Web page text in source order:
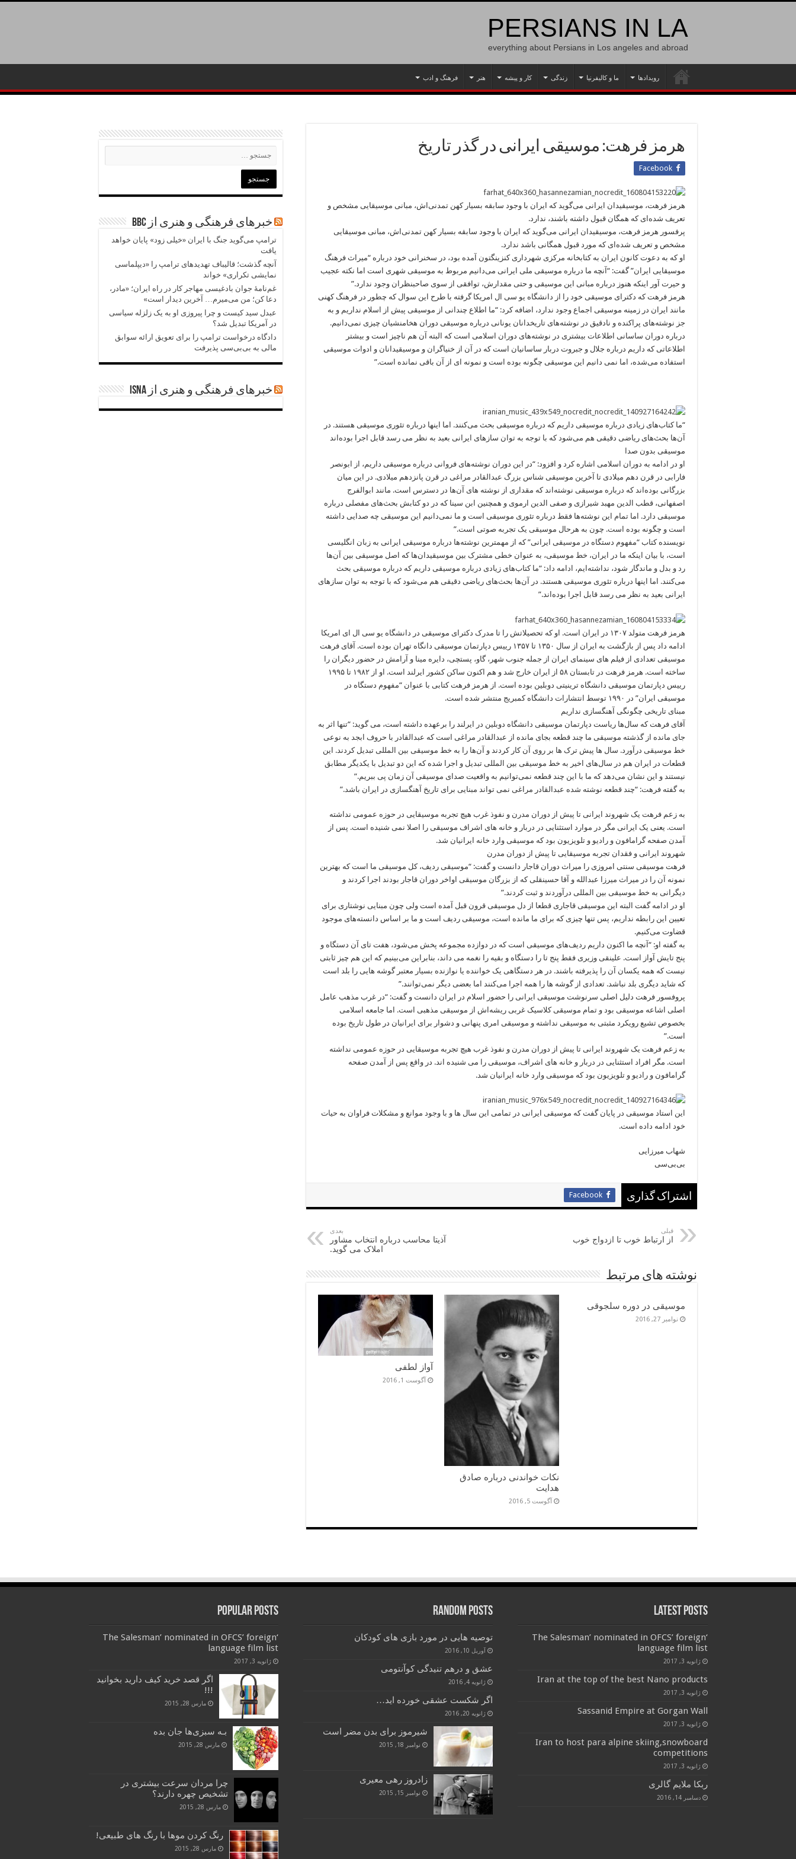
PERSIANS IN LA
everything about Persians in Los angeles and abroad
رویدادها ما و کالیفرنیا زندگی کار و پیشه هنر فرهنگ و ادب
هرمز فرهت: موسیقی ایرانی در گذر تاریخ
Facebook
هرمز فرهت، موسیقیدان ایرانی می‌گوید که ایران با وجود سابقه بسیار کهن تمدنی‌اش، مبانی موسیقایی مشخص و
تعریف شده‌ای که همگان قبول داشته باشند، ندارد.
پرفسور هرمز فرهت، موسیقیدان ایرانی می‌گوید که ایران با وجود سابقه بسیار کهن تمدنی‌اش، مبانی موسیقایی
مشخص و تعریف شده‌ای که مورد قبول همگانی باشد ندارد.
او که به دعوت کانون ایران به کتابخانه مرکزی شهرداری کنزینگتون آمده بود، در سخنرانی خود درباره “میراث فرهنگ
موسیقایی ایران” گفت: “آنچه ما درباره موسیقی ملی ایرانی می‌دانیم مربوط به موسیقی شهری است اما نکته عجیب
و حیرت آور اینکه هنوز درباره مبانی این موسیقی و حتی مقدارش، توافقی از سوی صاحبنظران وجود ندارد.”
هرمز فرهت که دکترای موسیقی خود را از دانشگاه یو سی ال امریکا گرفته با طرح این سوال که چطور در فرهنگ کهنی
مانند ایران در زمینه موسیقی اجماع وجود ندارد، اضافه کرد: “ما اطلاع چندانی از موسیقی پیش از اسلام نداریم و به
جز نوشته‌های پراکنده و نادقیق در نوشته‌های تاریخدانان یونانی درباره موسیقی دوران هخامنشیان چیزی نمی‌دانیم.
درباره دوران ساسانی اطلاعات بیشتری در نوشته‌های دوران اسلامی است که البته آن هم ناچیز است و بیشتر
اطلاعاتی که داریم درباره جلال و جبروت دربار ساسانیان است که در آن از خنیاگران و موسیقیدانان و ادوات موسیقی
استفاده می‌شده، اما نمی دانیم این موسیقی چگونه بوده است و نمونه ای از آن باقی نمانده است.”
“ما کتاب‌های زیادی درباره موسیقی داریم که درباره موسیقی بحث می‌کنند. اما اینها درباره تئوری موسیقی هستند. در
آن‌ها بحث‌های ریاضی دقیقی هم می‌شود که با توجه به توان سازهای ایرانی بعید به نظر می رسد قابل اجرا بوده‌اند
موسیقی بدون صدا
او در ادامه به دوران اسلامی اشاره کرد و افزود: “در این دوران نوشته‌های فروانی درباره موسیقی داریم، از ابونصر
فارابی در قرن دهم میلادی تا آخرین موسیقی شناس بزرگ عبدالقادر مراغی در قرن پانزدهم میلادی. در این میان
بزرگانی بوده‌اند که درباره موسیقی نوشته‌اند که مقداری از نوشته های آن‌ها در دسترس است. مانند ابوالفرج
اصفهانی، قطب الدین مهبد شیرازی و صفی الدین ارموی و همچنین ابن سینا که در دو کتابش بحث‌های مفصلی درباره
موسیقی دارد. اما تمام این نوشته‌ها فقط درباره تئوری موسیقی است و ما نمی‌دانیم این موسیقی چه صدایی داشته
است و چگونه بوده است. چون به هرحال موسیقی یک تجربه صوتی است.”
نویسنده کتاب “مفهوم دستگاه در موسیقی ایرانی” که از مهمترین نوشته‌ها درباره موسیقی ایرانی به زبان انگلیسی
است، با بیان اینکه ما در ایران، خط موسیقی، به عنوان خطی مشترک بین موسیقیدان‌ها که اصل موسیقی بین آن‌ها
رد و بدل و ماندگار شود، نداشته‌ایم، ادامه داد: “ما کتاب‌های زیادی درباره موسیقی داریم که درباره موسیقی بحث
می‌کنند. اما اینها درباره تئوری موسیقی هستند. در آن‌ها بحث‌های ریاضی دقیقی هم می‌شود که با توجه به توان سازهای
ایرانی بعید به نظر می رسد قابل اجرا بوده‌اند.”
هرمز فرهت متولد ۱۳۰۷ در ایران است. او که تحصیلاتش را تا مدرک دکترای موسیقی در دانشگاه یو سی ال ای امریکا
ادامه داد پس از بازگشت به ایران از سال ۱۳۵۰ تا ۱۳۵۷ رییس دپارتمان موسیقی دانگاه تهران بوده است. آقای فرهت
موسیقی تعدادی از فیلم های سینمای ایران از جمله جنوب شهر، گاو، پستچی، دایره مینا و آرامش در حضور دیگران را
ساخته است. هرمز فرهت در تابستان ۵۸ از ایران خارج شد و هم اکنون ساکن کشور ایرلند است. او از ۱۹۸۲ تا ۱۹۹۵
رییس دپارتمان موسیقی دانشگاه ترینیتی دوبلین بوده است. از هرمز فرهت کتابی با عنوان “مفهوم دستگاه در
موسیقی ایران” در ۱۹۹۰ توسط انتشارات دانشگاه کمبریج منتشر شده است.
مبنای تاریخی چگونگی آهنگسازی نداریم
آقای فرهت که سال‌ها ریاست دپارتمان موسیقی دانشگاه دوبلین در ایرلند را برعهده داشته است، می گوید: “تنها اثر به
جای مانده از گذشته موسیقی ما چند قطعه بجای مانده از عبدالقادر مراغی است که عبدالقادر با حروف ابجد به نوعی
خط موسیقی درآورد. سال ها پیش ترک ها بر روی آن کار کردند و آن‌ها را به خط موسیقی بین المللی تبدیل کردند. این
قطعات در ایران هم در سال‌های اخیر به خط موسیقی بین المللی تبدیل و اجرا شده که این دو تبدیل با یکدیگر مطابق
نیستند و این نشان می‌دهد که ما با این چند قطعه نمی‌توانیم به واقعیت صدای موسیقی آن زمان پی ببریم.”
به گفته فرهت: “چند قطعه نوشته شده عبدالقادر مراغی نمی تواند مبنایی برای تاریخ آهنگسازی در ایران باشد.”
به زعم فرهت یک شهروند ایرانی تا پیش از دوران مدرن و نفوذ غرب هیچ تجربه موسیقایی در حوزه عمومی نداشته
است. یعنی یک ایرانی مگر در موارد استثنایی در دربار و خانه های اشراف موسیقی را اصلا نمی شنیده است. پس از
آمدن صفحه گرامافون و رادیو و تلویزیون بود که موسیقی وارد خانه ایرانیان شد.
شهروند ایرانی و فقدان تجربه موسیقایی تا پیش از دوران مدرن
فرهت موسیقی سنتی امروزی را میراث دوران قاجار دانست و گفت: “موسیقی ردیف، کل موسیقی ما است که بهترین
نمونه آن را در میراث میرزا عبدالله و آقا حسینقلی که از بزرگان موسیقی اواخر دوران قاجار بودند اجرا کردند و
دیگرانی به خط موسیقی بین المللی درآوردند و ثبت کردند.”
او در ادامه گفت البته این موسیقی قاجاری قطعا از دل موسیقی قرون قبل آمده است ولی چون مبنایی نوشتاری برای
تعیین این رابطه نداریم، پس تنها چیزی که برای ما مانده است، موسیقی ردیف است و ما بر اساس دانسته‌های موجود
قضاوت می‌کنیم.
به گفته او: “آنچه ما اکنون داریم ردیف‌های موسیقی است که در دوازده مجموعه پخش می‌شود، هفت تای آن دستگاه و
پنج تایش آواز است. علینقی وزیری فقط پنج تا را دستگاه و بقیه را نغمه می داند، بنابراین می‌بینیم که این هم چیز ثابتی
نیست که همه یکسان آن را پذیرفته باشند. در هر دستگاهی یک خواننده یا نوازنده بسیار معتبر گوشه هایی را بلد است
که شاید دیگری بلد نباشد. تعدادی از گوشه ها را همه اجرا می‌کنند اما بعضی دیگر نمی‌توانند.”
پروفسور فرهت دلیل اصلی سرنوشت موسیقی ایرانی را حضور اسلام در ایران دانست و گفت: “در غرب مذهب عامل
اصلی اشاعه موسیقی بود و تمام موسیقی کلاسیک غربی ریشه‌اش از موسیقی مذهبی است. اما جامعه اسلامی
بخصوص تشیع رویکرد مثبتی به موسیقی نداشته و موسیقی امری پنهانی و دشوار برای ایرانیان در طول تاریخ بوده
است.”
به زعم فرهت یک شهروند ایرانی تا پیش از دوران مدرن و نفوذ غرب هیچ تجربه موسیقایی در حوزه عمومی نداشته
است. مگر افراد استثنایی در دربار و خانه های اشراف، موسیقی را می شنیده اند. در واقع پس از آمدن صفحه
گرامافون و رادیو و تلویزیون بود که موسیقی وارد خانه ایرانیان شد.
این استاد موسیقی در پایان گفت که موسیقی ایرانی در تمامی این سال ها و با وجود موانع و مشکلات فراوان به حیات
خود ادامه داده است.
شهاب میرزایی
بی‌بی‌سی
اشتراک گذاری Facebook
قبلی
از ارتباط خوب تا ازدواج خوب
بعدی
آذیتا محاسب درباره انتخاب مشاور
املاک می گوید.
نوشته های مرتبط
موسیقی در دوره سلجوقی
نوامبر 27, 2016
نکات خواندنی درباره صادق
هدایت
آگوست 5, 2016
آواز لطفی
آگوست 1, 2016
خبرهای فرهنگی و هنری از BBC
ترامپ می‌گوید جنگ با ایران «خیلی زود» پایان خواهد
یافت
آنچه گذشت؛ قالیباف تهدیدهای ترامپ را «دیپلماسی
نمایشی تکراری» خواند
غم‌نامهٔ جوان بادغیسی مهاجر کار در راه ایران؛ «مادر،
دعا کن؛ من می‌میرم… آخرین دیدار است»
عبدل سید کیست و چرا پیروزی‌ او به یک زلزله سیاسی
در آمریکا تبدیل شد؟
دادگاه درخواست ترامپ را برای تعویق ارائه سوابق
مالی به بی‌بی‌سی پذیرفت
خبرهای فرهنگی و هنری از ISNA
Latest Posts
‘The Salesman’ nominated in OFCS’ foreign
language film list
ژانویه 3, 2017
Iran at the top of the best Nano products
ژانویه 3, 2017
Sassanid Empire at Gorgan Wall
ژانویه 3, 2017
Iran to host para alpine skiing,snowboard
competitions
ژانویه 3, 2017
ربکا ملایم گالری
دسامبر 14, 2016
Random Posts
توصیه هایی در مورد بازی های کودکان
آوریل 10, 2016
عشق و درهم تنیدگی کوآنتومی
ژانویه 4, 2016
اگر شکست عشقی خورده اید…
ژانویه 20, 2016
شیرموز برای بدن مضر است
نوامبر 18, 2015
زادروز رهی معیری
نوامبر 15, 2015
Popular Posts
‘The Salesman’ nominated in OFCS’ foreign
language film list
ژانویه 3, 2017
اگر قصد خرید کیف دارید بخوانید
!!!
مارس 28, 2015
بـه سبزی‌ها جان بده
مارس 28, 2015
چرا مردان سرعت بیشتری در
تشخیص چهره دارند؟
مارس 28, 2015
رنگ کردن موها با رنگ های طبیعی!
مارس 28, 2015